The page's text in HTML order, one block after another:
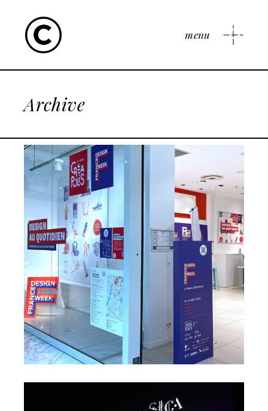
menu
Archive
France Design Week 2023